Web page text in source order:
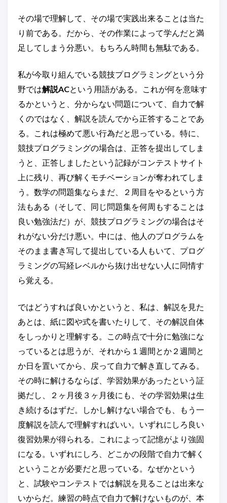
その場で理解して、その場で実践出来ることは当た
り前である。だから、その作業によって学んだと満
足してしまう分悪い。もちろん時間も無駄である。
私が今取り組んでいる競技プログラミングという分
野では解説ACという用語がある。これが何を意味す
るかというと、分からない問題について、自力で解
くのではなく、解説を読んでから正答することであ
る。これは極めて悪い行為だと思っている。特に、
競技プログラミングの場合は、正答を提出してしま
うと、正答しましたという記録がコンテストサイト
上に残り、再び解くモチベーションが奪われてしま
う。数学の問題集ならまだ、２周目をやるという方
法もある（そして、同じ問題集を何周もすることは
良い勉強法だ）が、競技プログラミングの場合はそ
れがない分だけ悪い。中には、他人のプログラムを
そのまま書き写して提出している人もいて、プログ
ラミングの写経レベルから抜け出せない人に同情す
ら覚える。
ではどうすれば良いかというと、私は、解説を見た
あとは、紙に図や式を書いたりして、その解説自体
をしっかりと理解する。この時点で十分に勉強にな
っているとは思うが、それから１週間とか２週間と
か日を置いてから、戻って自力で解き直してみる。
その時に解けるならば、学習効果があったという証
拠だし、２ヶ月後３ヶ月後にも、その学習効果は生
き続けるはずだ。しかし解けない場合でも、もう一
度解説を読んで理解すればいい。いずれにしろ良い
復習効果が得られる。これによって記憶がより強固
になる。いずれにしろ、どこかの段階で自力で解く
ということが必要だと思っている。なぜかという
と、試験やコンテストでは解説を見ることは出来な
いからだ。練習の時点で自力で解けないものが、本